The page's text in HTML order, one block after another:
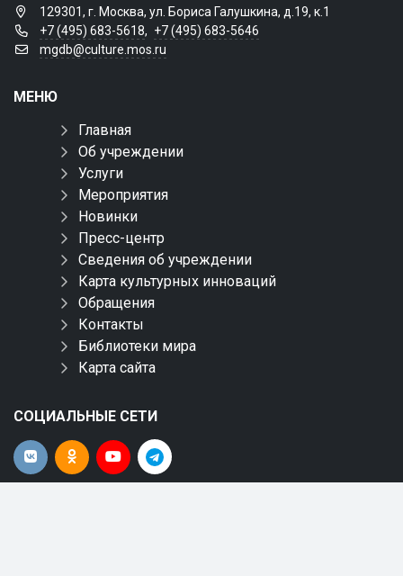
129301, г. Москва, ул. Бориса Галушкина, д.19, к.1
+7 (495) 683-5618, +7 (495) 683-5646
mgdb@culture.mos.ru
МЕНЮ
Главная
Об учреждении
Услуги
Мероприятия
Новинки
Пресс-центр
Сведения об учреждении
Карта культурных инноваций
Обращения
Контакты
Библиотеки мира
Карта сайта
СОЦИАЛЬНЫЕ СЕТИ